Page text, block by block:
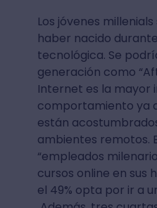
Los jóvenes
haber nacido
tecnológica. Se
generación como
Internet es la mayor
comportamiento ya
están
ambientes remotos.
“empleados
cursos online en sus
el 49% opta por ir a